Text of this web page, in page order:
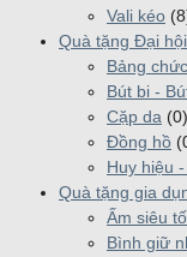
Vali kéo
Quà tặng Đại
Bảng
Bút bi -
Cặp da (0)
Đồng hồ
Huy hiệu
Quà tặng gia
Ấm siêu
Bình giữ